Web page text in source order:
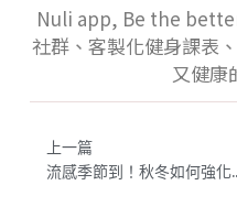
Nuli app, Be the
社群、客製化健身課表
又健康
上一篇
流感季節到！秋冬如何